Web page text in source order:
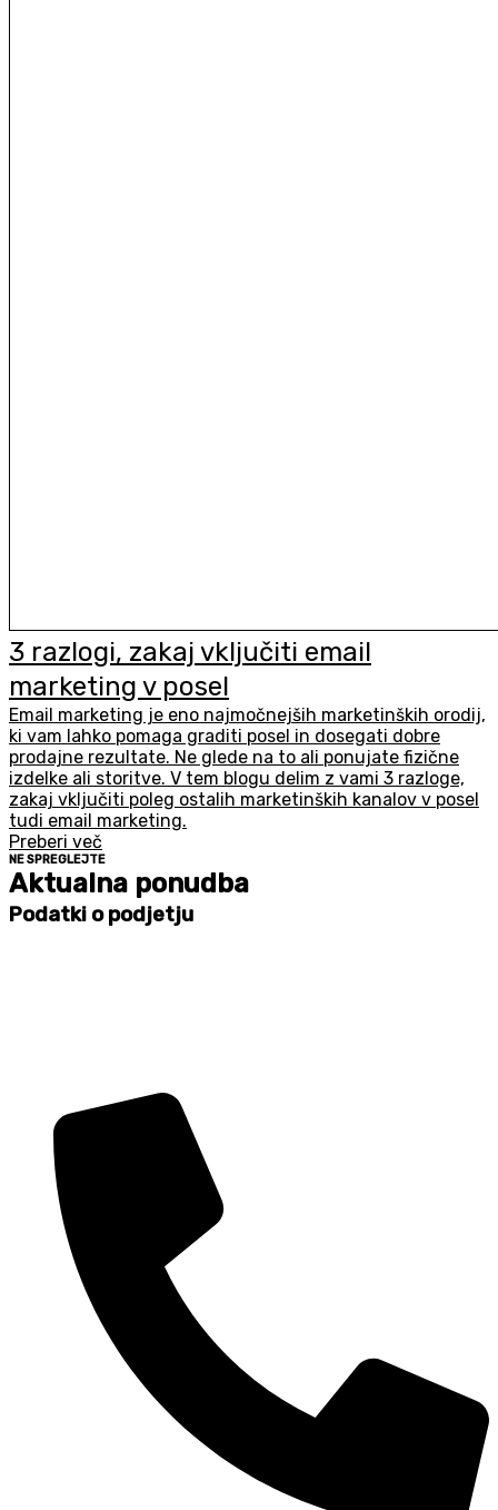
3 razlogi, zakaj vključiti email
marketing v posel
Email marketing je eno najmočnejših marketinških orodij,
ki vam lahko pomaga graditi posel in dosegati dobre
prodajne rezultate. Ne glede na to ali ponujate fizične
izdelke ali storitve. V tem blogu delim z vami 3 razloge,
zakaj vključiti poleg ostalih marketinških kanalov v posel
tudi email marketing.
Preberi več
NE SPREGLEJTE
Aktualna ponudba
Podatki o podjetju